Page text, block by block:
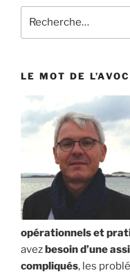
LE MOT DE
opérationnels et
avezbesoin d’une
compliqués, les